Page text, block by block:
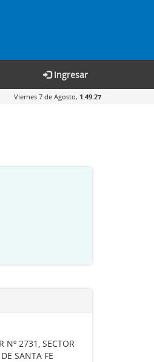
Ingresar
Viernes 7 de Agosto, 1:49:28
Nº 2731, SECTOR
SANTA FE